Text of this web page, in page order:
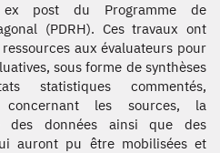
ex post du Programme de
(PDRH). Ces travaux ont
aux évaluateurs pour
sous forme de synthèses
statistiques commentés,
concernant les sources, la
données ainsi que des
auront pu être mobilisées et